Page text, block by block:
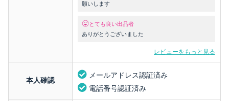
願いします
とても良い出品者
ありがとうございました
レビューをもっと見る
本人確認
メールアドレス認証済み
電話番号認証済み